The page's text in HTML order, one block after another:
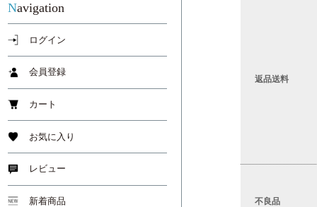
返品送料
不良品
Navigation
ログイン
会員登録
カート
お気に入り
レビュー
新着商品